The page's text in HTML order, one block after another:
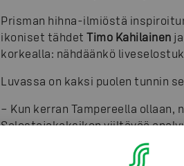
Prisman hihna-ilmiöstä
ikoniset tähdet Timo Kahilainen ja
korkealla: nähdäänkö
Luvassa on kaksi puolen tunnin
– Kun kerran Tampereella
Selostajakaksikon viiltävää
selostuskoppi on aivan
kuultavissa myös Facebook-